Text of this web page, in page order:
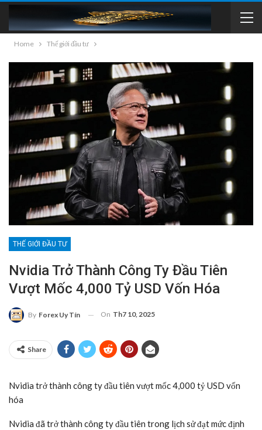
Home Thế giới đầu tư
THẾ GIỚI ĐẦU TƯ
Nvidia Trở Thành Công Ty Đầu Tiên
Vượt Mốc 4,000 Tỷ USD Vốn Hóa
By Forex Uy Tín On Th7 10, 2025
Share
Nvidia trở thành công ty đầu tiên vượt mốc 4,000 tỷ USD vốn
hóa
Nvidia đã trở thành công ty đầu tiên trong lịch sử đạt mức định